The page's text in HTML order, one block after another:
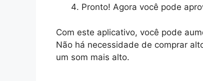
Pronto! Agora você pode
Com este aplicativo, você pode
Não há necessidade de comprar
um som mais alto.